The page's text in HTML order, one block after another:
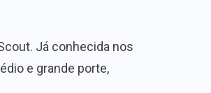
Já conhecida nos
e grande porte,